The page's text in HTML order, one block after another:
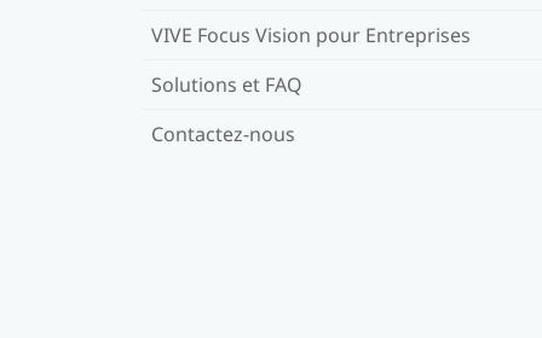
VIVE Focus Vision pour Entreprises
Solutions et FAQ
Contactez-nous